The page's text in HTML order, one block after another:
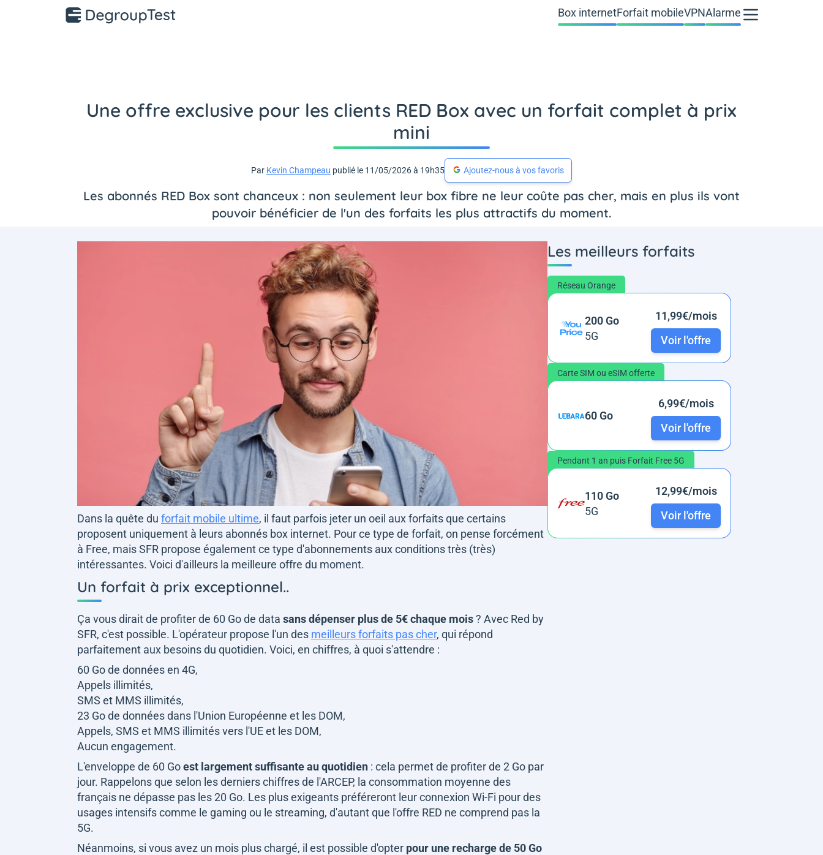
Box internetForfait mobileVPNAlarme
Une offre exclusive pour les clients RED Box avec un forfait complet à prix
mini
Par Kevin Champeau publié le 11/05/2026 à 19h35 Ajoutez-nous à vos favoris
Les abonnés RED Box sont chanceux : non seulement leur box fibre ne leur coûte pas cher, mais en plus ils vont
pouvoir bénéficier de l'un des forfaits les plus attractifs du moment.
Dans la quête du forfait mobile ultime, il faut parfois jeter un oeil aux forfaits que certains
proposent uniquement à leurs abonnés box internet. Pour ce type de forfait, on pense forcément
à Free, mais SFR propose également ce type d'abonnements aux conditions très (très)
intéressantes. Voici d'ailleurs la meilleure offre du moment.
Un forfait à prix exceptionnel..
Ça vous dirait de profiter de 60 Go de data sans dépenser plus de 5€ chaque mois? Avec Red by
SFR, c'est possible. L'opérateur propose l'un des meilleurs forfaits pas cher, qui répond
parfaitement aux besoins du quotidien. Voici, en chiffres, à quoi s'attendre :
60 Go de données en 4G,
Appels illimités,
SMS et MMS illimités,
23 Go de données dans l'Union Européenne et les DOM,
Appels, SMS et MMS illimités vers l'UE et les DOM,
Aucun engagement.
L'enveloppe de 60 Goest largement suffisante au quotidien : cela permet de profiter de 2 Go par
jour. Rappelons que selon les derniers chiffres de l'ARCEP, la consommation moyenne des
français ne dépasse pas les 20 Go. Les plus exigeants préféreront leur connexion Wi-Fi pour des
usages intensifs comme le gaming ou le streaming, d'autant que l'offre RED ne comprend pas la
5G.
Néanmoins, si vous avez un mois plus chargé, il est possible d'opter pour une recharge de 50 Go
Les meilleurs forfaits
Réseau Orange
200 Go
5G
11,99€/mois
Voir l'offre
Carte SIM ou eSIM offerte
60 Go
6,99€/mois
Voir l'offre
Pendant 1 an puis Forfait Free 5G
110 Go
5G
12,99€/mois
Voir l'offre